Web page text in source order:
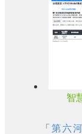
智
「 第六